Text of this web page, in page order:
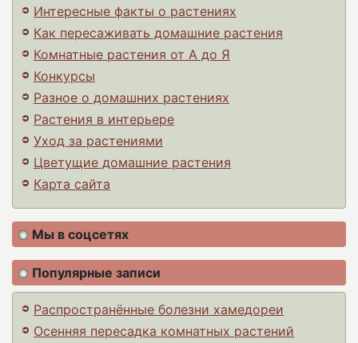
Интересные факты о растениях
Как пересаживать домашние растения
Комнатные растения от А до Я
Конкурсы
Разное о домашних растениях
Растения в интерьере
Уход за растениями
Цветущие домашние растения
Карта сайта
Мы в соцсетях
Популярные записи
Распространённые болезни хамедореи
Осенняя пересадка комнатных растений